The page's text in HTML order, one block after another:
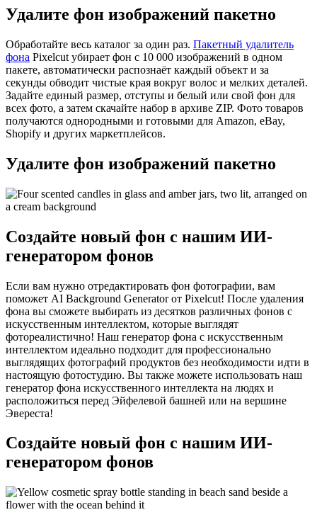
Удалите фон изображений пакетно
Обработайте весь каталог за один раз. Пакетный удалитель
фона Pixelcut убирает фон с 10 000 изображений в одном
пакете, автоматически распознаёт каждый объект и за
секунды обводит чистые края вокруг волос и мелких деталей.
Задайте единый размер, отступы и белый или свой фон для
всех фото, а затем скачайте набор в архиве ZIP. Фото товаров
получаются однородными и готовыми для Amazon, eBay,
Shopify и других маркетплейсов.
Удалите фон изображений пакетно
Создайте новый фон с нашим ИИ-
генератором фонов
Если вам нужно отредактировать фон фотографии, вам
поможет AI Background Generator от Pixelcut! После удаления
фона вы сможете выбирать из десятков различных фонов с
искусственным интеллектом, которые выглядят
фотореалистично! Наш генератор фона с искусственным
интеллектом идеально подходит для профессионально
выглядящих фотографий продуктов без необходимости идти в
настоящую фотостудию. Вы также можете использовать наш
генератор фона искусственного интеллекта на людях и
расположиться перед Эйфелевой башней или на вершине
Эвереста!
Создайте новый фон с нашим ИИ-
генератором фонов